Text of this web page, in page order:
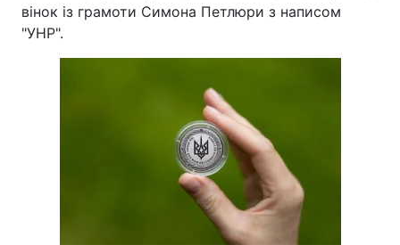
вінок із грамоти Симона Петлюри з написом
"УНР".